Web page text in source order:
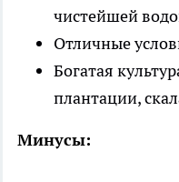
чистейшей
Отличные
Богатая
плантации,
Минусы: